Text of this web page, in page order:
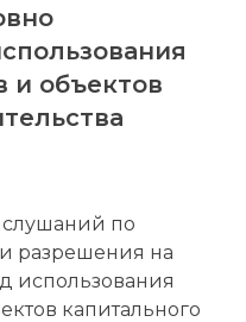
и объектов
по
разрешения на
использования
капитального